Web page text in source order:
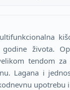
života.
tendom
Lagana i
upotrebu